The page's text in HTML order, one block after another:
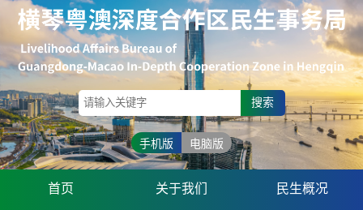
搜索
手机版 电脑版
首页 关于我们 民生概况